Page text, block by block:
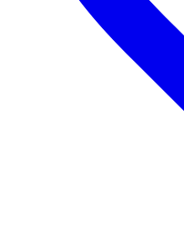
Controllo del livello
Interruttore X-over: 80
Sollevamento da terra On-
LED: accensione, segnale/limite